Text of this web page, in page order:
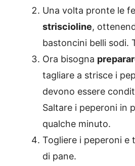
Una volta pronte le
striscioline,
bastoncini belli sodi.
Ora bisogna
tagliare a strisce i
devono essere
Saltare i peperoni in
qualche minuto.
Togliere i peperoni e
di pane.